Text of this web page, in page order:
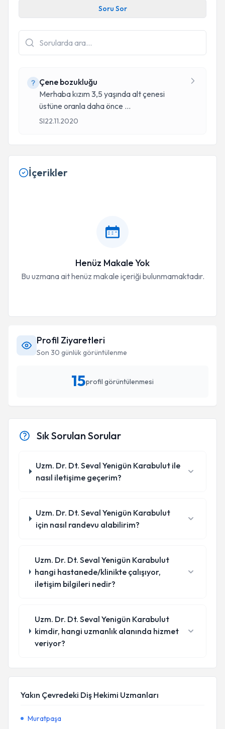
Soru Sor
Çene bozukluğu
Merhaba kızım 3,5 yaşında alt çenesi
üstüne oranla daha önce ...
SI22.11.2020
İçerikler
Henüz Makale Yok
Bu uzmana ait henüz makale içeriği bulunmamaktadır.
Profil Ziyaretleri
Son 30 günlük görüntülenme
15profil görüntülenmesi
Sık Sorulan Sorular
Uzm. Dr. Dt. Seval Yenigün Karabulut ile
nasıl iletişime geçerim?
Uzm. Dr. Dt. Seval Yenigün Karabulut
için nasıl randevu alabilirim?
Uzm. Dr. Dt. Seval Yenigün Karabulut
hangi hastanede/klinikte çalışıyor,
iletişim bilgileri nedir?
Uzm. Dr. Dt. Seval Yenigün Karabulut
kimdir, hangi uzmanlık alanında hizmet
veriyor?
Yakın Çevredeki Diş Hekimi Uzmanları
Muratpaşa